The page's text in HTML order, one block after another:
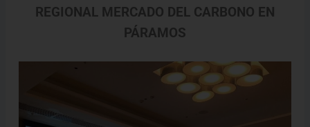
REGIONAL MERCADO DEL CARBONO EN
PÁRAMOS